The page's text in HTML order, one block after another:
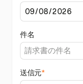
件名
送信元*